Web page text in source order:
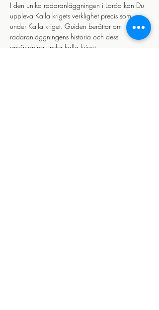
I den unika radaranläggningen i Laröd kan Du
uppleva Kalla krigets verklighet precis som
under Kalla kriget. Guiden berättar om
radaranläggningens historia och dess
användning under kalla kriget.